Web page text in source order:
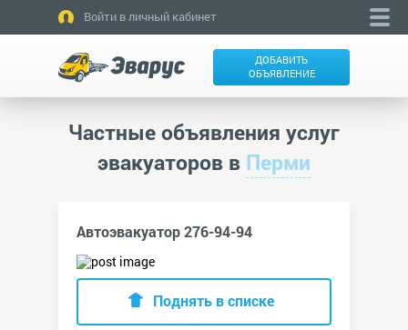
Войти в личный кабинет
ДОБАВИТЬ
ОБЪЯВЛЕНИЕ
Частные объявления услуг
эвакуаторов в Перми
Автоэвакуатор 276-94-94
Поднять в списке